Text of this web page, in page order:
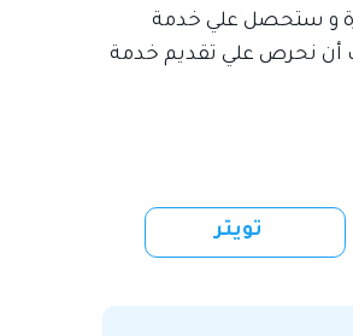
و ستحصل علي خدمة
أن نحرص علي تقديم خدمة
تويتر